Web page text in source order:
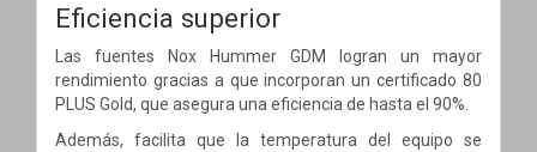
Eficiencia superior
Las fuentes Nox Hummer GDM logran un mayor
rendimiento gracias a que incorporan un certificado 80
PLUS Gold, que asegura una eficiencia de hasta el 90%.
Además, facilita que la temperatura del equipo se